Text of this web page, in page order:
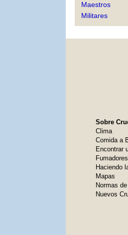
Maestros
Militares
Sobre
Clima
Comida a
Encontrar
Fumadores
Haciendo
Mapas
Normas
Nuevos